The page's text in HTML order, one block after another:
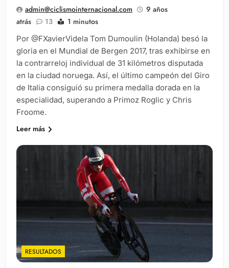
admin@ciclismointernacional.com
9 años
atrás
13 1 minutos
Por @FXavierVidela Tom Dumoulin (Holanda) besó la
gloria en el Mundial de Bergen 2017, tras exhibirse en
la contrarreloj individual de 31 kilómetros disputada
en la ciudad noruega. Así, el último campeón del Giro
de Italia consiguió su primera medalla dorada en la
especialidad, superando a Primoz Roglic y Chris
Froome.
Leer más
RESULTADOS